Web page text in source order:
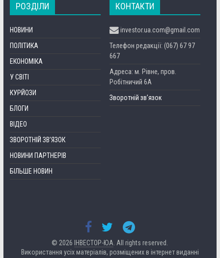
РОЗДІЛИ
НОВИНИ
ПОЛІТИКА
ЕКОНОМІКА
У СВІТІ
КУРЙОЗИ
БЛОГИ
ВІДЕО
ЗВОРОТНІЙ ЗВ’ЯЗОК
НОВИНИ ПАРТНЕРІВ
БІЛЬШЕ НОВИН
КОНТАКТИ
investor.ua.com@gmail.com
Телефон редакції: (067) 67 97
667
Адреса: м. Рівне, пров.
Робітничий 6А
Зворотній зв’язок
© 2026 ІНВЕСТОР-ЮА . All rights reserved.
Використання усіх матеріалів, розміщених в інтернет виданні